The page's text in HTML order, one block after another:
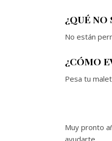
¿QUÉ NO
No están
¿CÓMO
Pesa tu
Muy pronto
ayudarte.